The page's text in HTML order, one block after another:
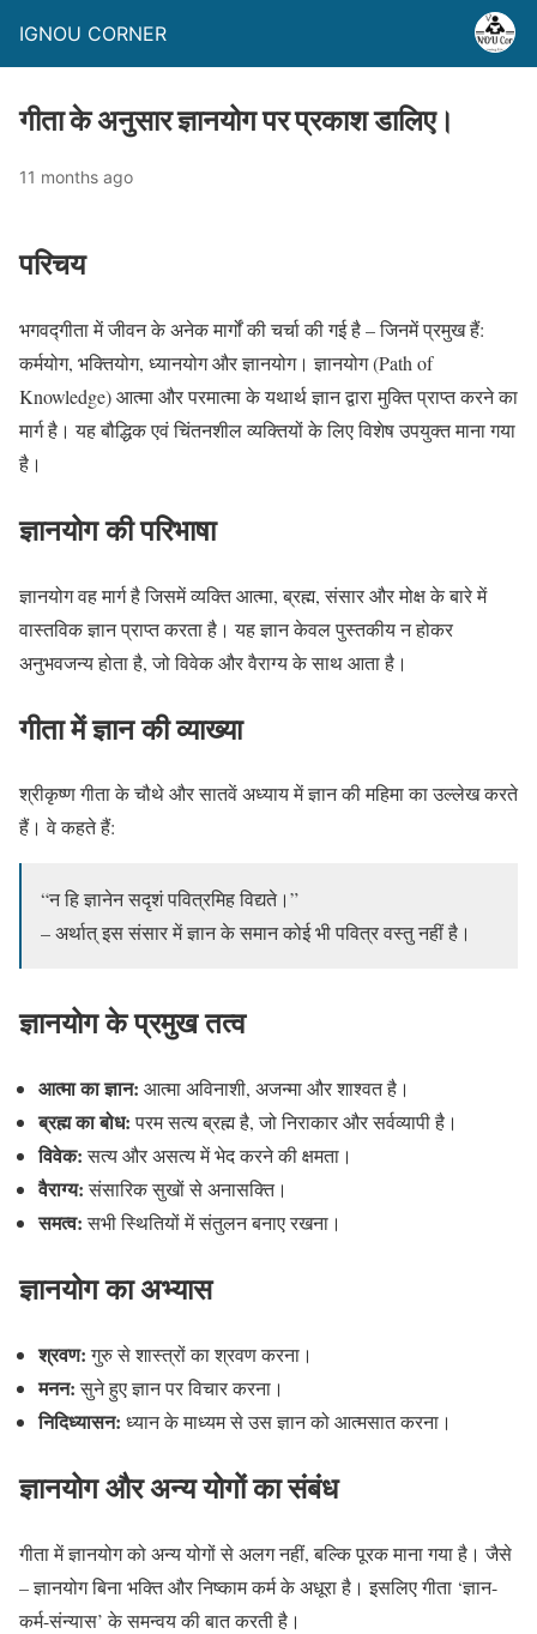
IGNOU CORNER
गीता के अनुसार ज्ञानयोग पर प्रकाश डालिए।
11 months ago
परिचय
भगवद्गीता में जीवन के अनेक मार्गों की चर्चा की गई है – जिनमें प्रमुख हैं:
कर्मयोग, भक्तियोग, ध्यानयोग और ज्ञानयोग। ज्ञानयोग (Path of
Knowledge) आत्मा और परमात्मा के यथार्थ ज्ञान द्वारा मुक्ति प्राप्त करने का
मार्ग है। यह बौद्धिक एवं चिंतनशील व्यक्तियों के लिए विशेष उपयुक्त माना गया
है।
ज्ञानयोग की परिभाषा
ज्ञानयोग वह मार्ग है जिसमें व्यक्ति आत्मा, ब्रह्म, संसार और मोक्ष के बारे में
वास्तविक ज्ञान प्राप्त करता है। यह ज्ञान केवल पुस्तकीय न होकर
अनुभवजन्य होता है, जो विवेक और वैराग्य के साथ आता है।
गीता में ज्ञान की व्याख्या
श्रीकृष्ण गीता के चौथे और सातवें अध्याय में ज्ञान की महिमा का उल्लेख करते
हैं। वे कहते हैं:
“न हि ज्ञानेन सदृशं पवित्रमिह विद्यते।”
– अर्थात् इस संसार में ज्ञान के समान कोई भी पवित्र वस्तु नहीं है।
ज्ञानयोग के प्रमुख तत्व
आत्मा का ज्ञान: आत्मा अविनाशी, अजन्मा और शाश्वत है।
ब्रह्म का बोध:परम सत्य ब्रह्म है, जो निराकार और सर्वव्यापी है।
विवेक:सत्य और असत्य में भेद करने की क्षमता।
वैराग्य:संसारिक सुखों से अनासक्ति।
समत्व:सभी स्थितियों में संतुलन बनाए रखना।
ज्ञानयोग का अभ्यास
श्रवण:गुरु से शास्त्रों का श्रवण करना।
मनन:सुने हुए ज्ञान पर विचार करना।
निदिध्यासन: ध्यान के माध्यम से उस ज्ञान को आत्मसात करना।
ज्ञानयोग और अन्य योगों का संबंध
गीता में ज्ञानयोग को अन्य योगों से अलग नहीं, बल्कि पूरक माना गया है। जैसे
– ज्ञानयोग बिना भक्ति और निष्काम कर्म के अधूरा है। इसलिए गीता ‘ज्ञान-
कर्म-संन्यास’ के समन्वय की बात करती है।